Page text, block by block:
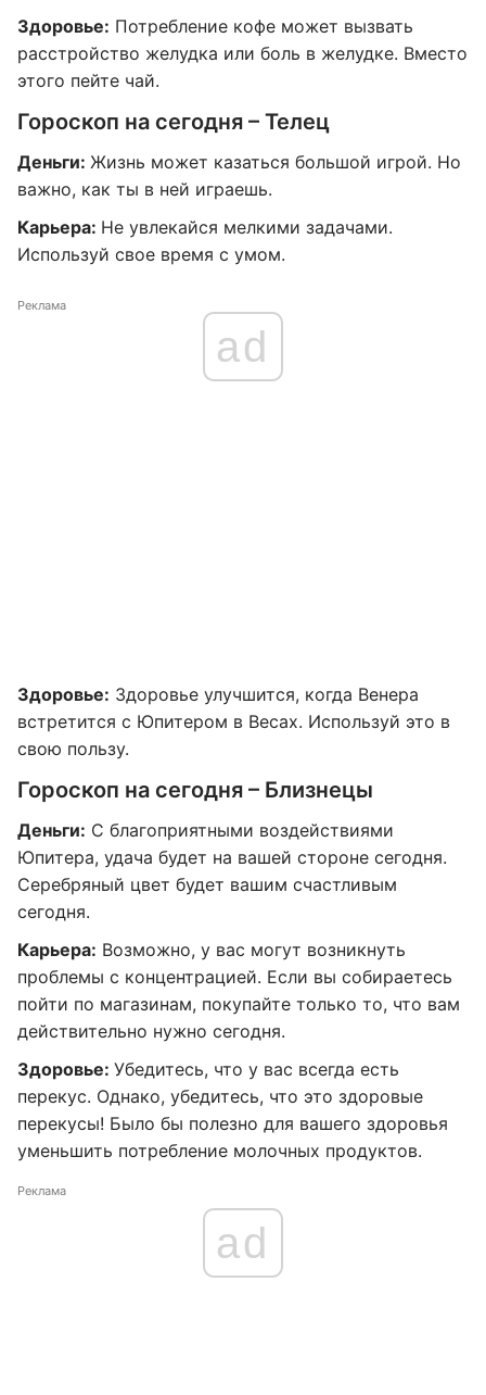
Здоровье: Потребление кофе может вызвать
расстройство желудка или боль в желудке. Вместо
этого пейте чай.
Гороскоп на сегодня – Телец
Деньги: Жизнь может казаться большой игрой. Но
важно, как ты в ней играешь.
Карьера: Не увлекайся мелкими задачами.
Используй свое время с умом.
Реклама
ad
Здоровье: Здоровье улучшится, когда Венера
встретится с Юпитером в Весах. Используй это в
свою пользу.
Гороскоп на сегодня – Близнецы
Деньги: С благоприятными воздействиями
Юпитера, удача будет на вашей стороне сегодня.
Серебряный цвет будет вашим счастливым
сегодня.
Карьера: Возможно, у вас могут возникнуть
проблемы с концентрацией. Если вы собираетесь
пойти по магазинам, покупайте только то, что вам
действительно нужно сегодня.
Здоровье: Убедитесь, что у вас всегда есть
перекус. Однако, убедитесь, что это здоровые
перекусы! Было бы полезно для вашего здоровья
уменьшить потребление молочных продуктов.
Реклама
ad